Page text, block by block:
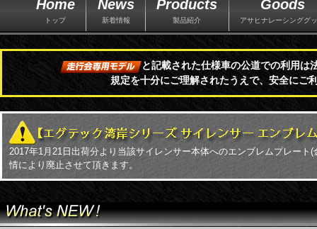
Home
トップ
News
新着情報
Products
製品紹介
Goods
アサヒナレーシンググ
と記載された仕様車の公道での利用は
規定を十分にご理解されたうえで、安全にご
2017年1月21日出荷分より当該サイレンサー本体へのエンブレムプレート
情により廃止させて頂きます。